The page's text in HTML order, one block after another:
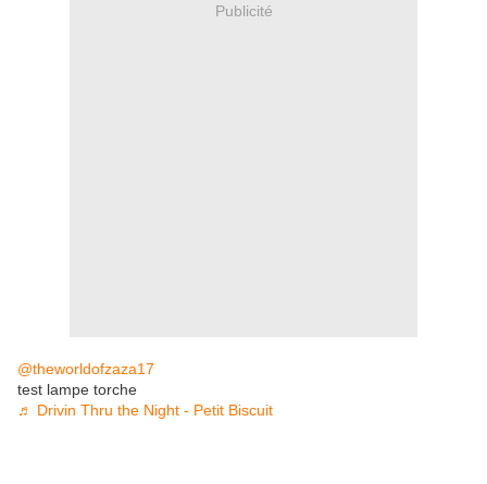
Publicité
@theworldofzaza17
test lampe torche
♬ Drivin Thru the Night - Petit Biscuit